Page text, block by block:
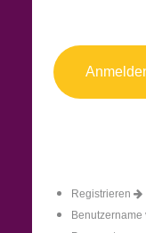
Registrieren
Benutzername